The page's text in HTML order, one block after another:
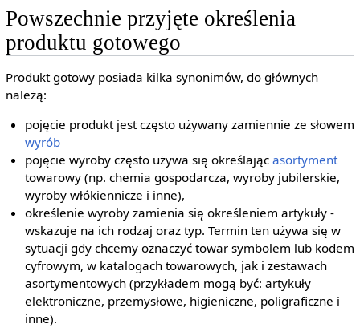
Powszechnie przyjęte określenia
produktu gotowego
Produkt gotowy posiada kilka synonimów, do głównych
należą:
pojęcie produkt jest często używany zamiennie ze słowem
wyrób
pojęcie wyroby często używa się określającasortyment
towarowy (np. chemia gospodarcza, wyroby jubilerskie,
wyroby włókiennicze i inne),
określenie wyroby zamienia się określeniem artykuły -
wskazuje na ich rodzaj oraz typ. Termin ten używa się w
sytuacji gdy chcemy oznaczyć towar symbolem lub kodem
cyfrowym, w katalogach towarowych, jak i zestawach
asortymentowych (przykładem mogą być: artykuły
elektroniczne, przemysłowe, higieniczne, poligraficzne i
inne).